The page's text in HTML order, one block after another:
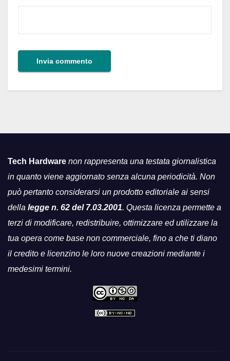
Tech Hardware non rappresenta una testata giornalistica
in quanto viene aggiornato senza alcuna periodicità. Non
può pertanto considerarsi un prodotto editoriale ai sensi
della legge n. 62 del 7.03.2001. Questa licenza permette a
terzi di modificare, redistribuire, ottimizzare ed utilizzare la
tua opera come base non commerciale, fino a che ti diano
il credito e licenzino le loro nuove creazioni mediante i
medesimi termini.